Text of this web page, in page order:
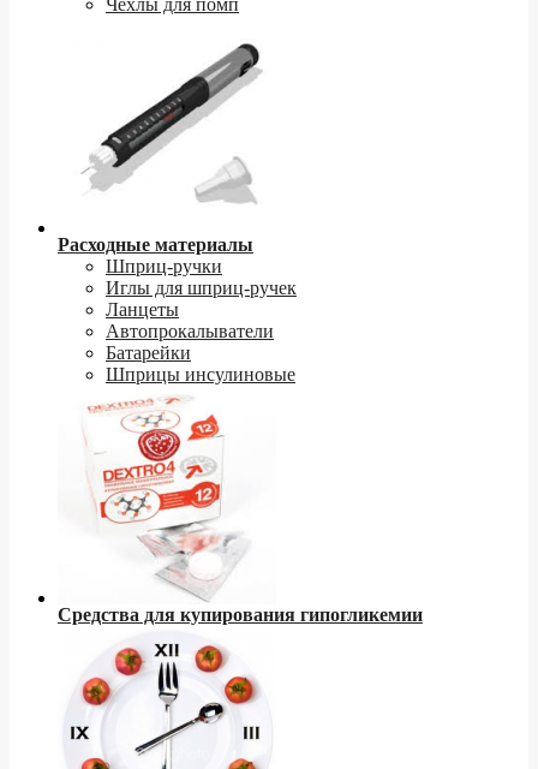
Расходные материалы
Шприц-ручки
Иглы для шприц-ручек
Ланцеты
Автопрокалыватели
Батарейки
Шприцы инсулиновые
Средства для купирования гипогликемии